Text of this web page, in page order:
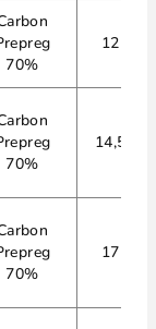
70%
12 cm
70%
14,5 cm
70%
17 cm